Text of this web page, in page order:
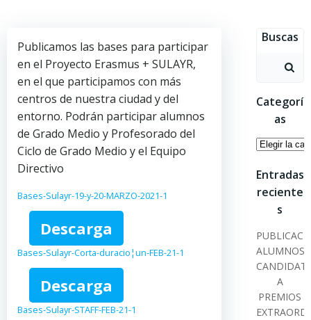
contenido
Publicamos las bases para participar
en el Proyecto Erasmus + SULAYR,
en el que participamos con más
centros de nuestra ciudad y del
entorno. Podrán participar alumnos
de Grado Medio y Profesorado del
Ciclo de Grado Medio y el Equipo
Directivo
Bases-Sulayr-19-y-20-MARZO-2021-1
Descarga
Bases-Sulayr-Corta-duracio¦un-FEB-21-1
Descarga
Bases-Sulayr-STAFF-FEB-21-1
Buscas
Buscar:
Categorí
as
Entradas
reciente
s
ALUMNOS
A
PREMIOS